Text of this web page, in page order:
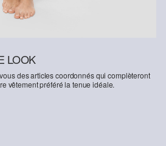
LOOK
des articles coordonnés qui complèteront
vêtement préféré la tenue idéale.